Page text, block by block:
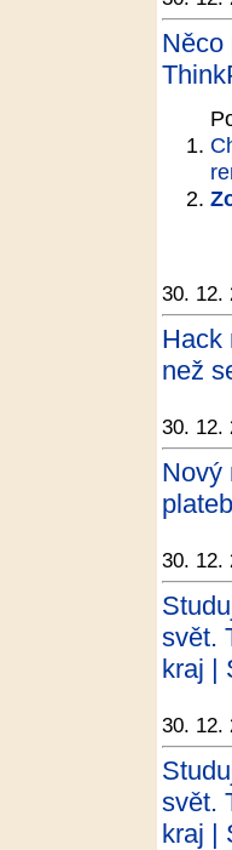
Něco
30. 12.
Hack
než
30. 12.
Nový
30. 12.
svět.
kraj |
30. 12.
svět.
kraj |